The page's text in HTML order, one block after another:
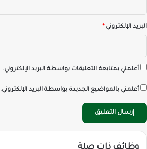
البريد الإلكتروني*
أعلمني بمتابعة التعليقات بواسطة البريد الإلكتروني.
أعلمني بالمواضيع الجديدة بواسطة البريد الإلكتروني.